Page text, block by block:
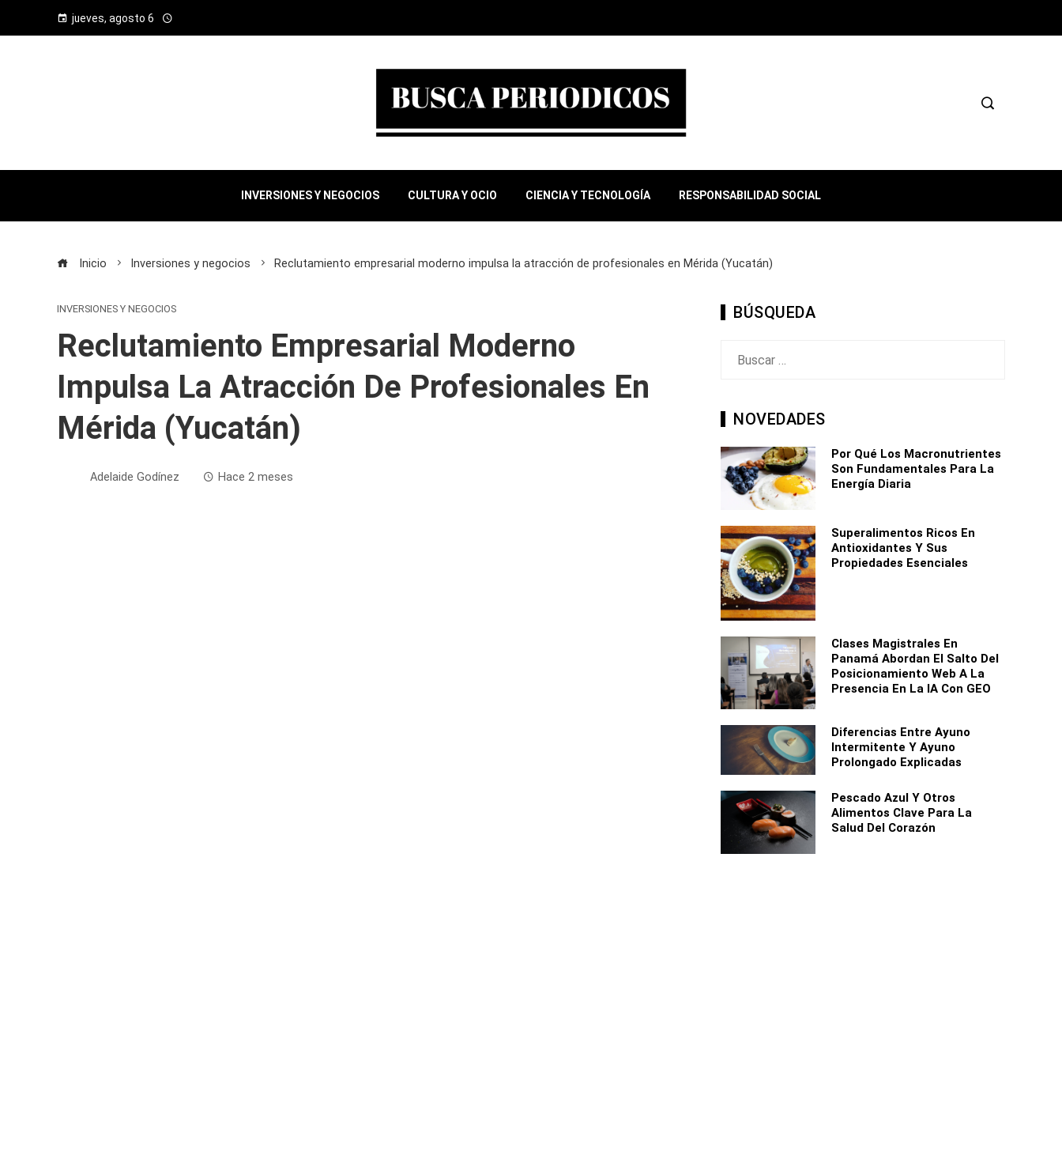
jueves, agosto 6
INVERSIONES Y NEGOCIOS CULTURA Y OCIO CIENCIA Y TECNOLOGÍA RESPONSABILIDAD SOCIAL
Inicio Inversiones y negocios Reclutamiento empresarial moderno impulsa la atracción de profesionales en Mérida (Yucatán)
INVERSIONES Y NEGOCIOS
Reclutamiento Empresarial Moderno
Impulsa La Atracción De Profesionales En
Mérida (Yucatán)
Adelaide Godínez Hace 2 meses
BÚSQUEDA
NOVEDADES
Por Qué Los Macronutrientes
Son Fundamentales Para La
Energía Diaria
Superalimentos Ricos En
Antioxidantes Y Sus
Propiedades Esenciales
Clases Magistrales En
Panamá Abordan El Salto Del
Posicionamiento Web A La
Presencia En La IA Con GEO
Diferencias Entre Ayuno
Intermitente Y Ayuno
Prolongado Explicadas
Pescado Azul Y Otros
Alimentos Clave Para La
Salud Del Corazón